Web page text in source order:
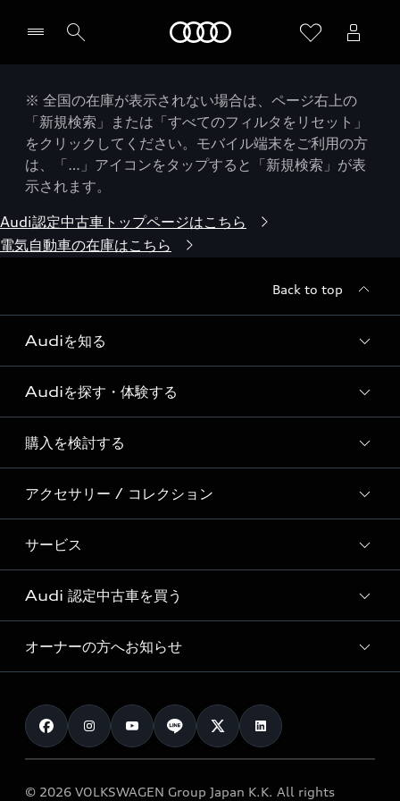
※ 全国の在庫が表示されない場合は、ページ右上の
「新規検索」または「すべてのフィルタをリセット」
をクリックしてください。モバイル端末をご利用の方
は、「…」アイコンをタップすると「新規検索」が表
示されます。
Audi認定中古車トップページはこちら
電気自動車の在庫はこちら
Back to top
Audiを知る
Audi ブランド
Story of Progress
Audi Sport
Formula 1®
デジタルサービス
Audiを探す・体験する
ディーラー検索
新車在庫検索
試乗車・展示車検索
見積り依頼
試乗予約
購入を検討する
モデル一覧
特別仕様モデル / 限定モデル
e-tronラインアップ
価格シミュレーション
車両比較
カタログ一覧
アクセサリー / コレクション
純正アクセサリー
オンラインショップ
Audi collection
アウディナビアプリ
サービス
サービス入庫予約
サービスプログラム
メンテナンス
車検 / 定期点検
e-tronアフターサポート
Audi 認定中古車を買う
Audi認定中古車
クオリティ
保証
メンテナンス
オーナーの方へお知らせ
お知らせ
オーナー様向けキャンペーン
© 2026 VOLKSWAGEN Group Japan K.K. All rights